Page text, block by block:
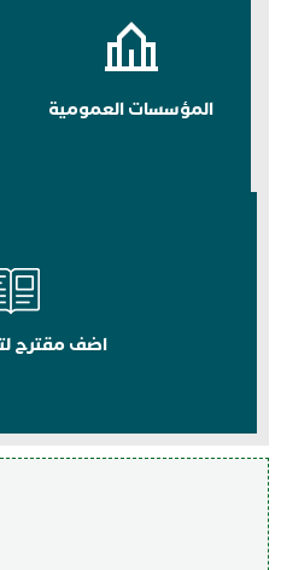
المؤسسات العمومية
اضف مقترح